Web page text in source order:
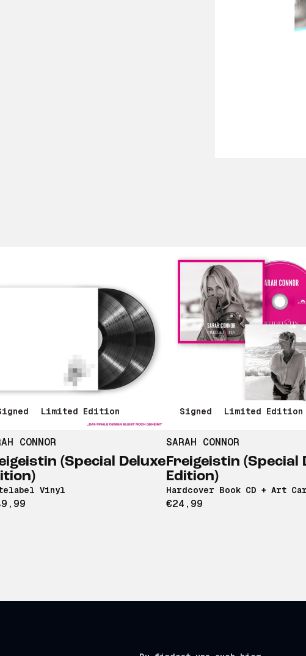
Limited Edition
CONNOR
(Special Deluxe
Vinyl
Signed Limited Edition
SARAH CONNOR
Freigeistin (Special
Edition)
Hardcover Book CD + Art
€24,99